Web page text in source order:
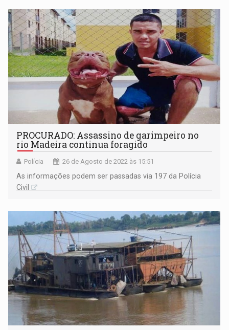
PROCURADO: Assassino de garimpeiro no
rio Madeira continua foragido
Polícia 26 de Agosto de 2022 às 15:51
As informações podem ser passadas via 197 da Polícia
Civil